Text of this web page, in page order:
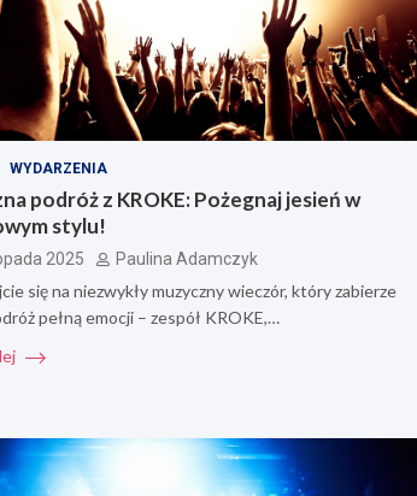
WYDARZENIA
podróż z KROKE: Pożegnaj jesień w
stylu!
2025 Paulina Adamczyk
się na niezwykły muzyczny wieczór, który zabierze
pełną emocji – zespół KROKE,…